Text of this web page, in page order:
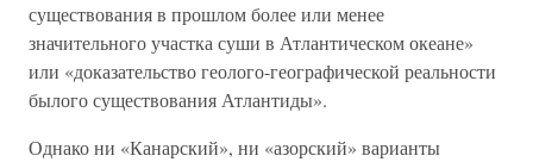
существования в прошлом более или менее
значительного участка суши в Атлантическом океане»
или «доказательство геолого-географической реальности
былого существования Атлантиды».
Однако ни «Канарский», ни «азорский» варианты